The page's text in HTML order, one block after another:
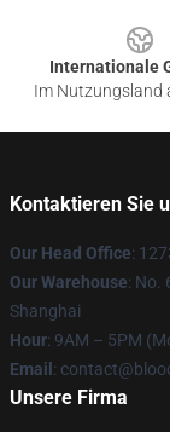
Internationale
Im Nutzungsland
Kontaktieren Sie
Our Head Office:
Our Warehouse: No.
Shanghai
Hour: 9AM – 5PM
Email :
Unsere Firma